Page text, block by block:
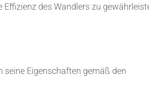
Rohrbearbeitung
Sonderanwendungen
des Wandlers zu
seine Eigenschaften gemäß den